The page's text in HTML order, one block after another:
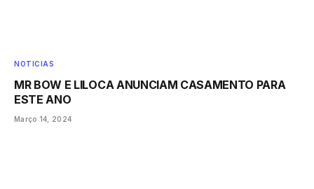
NOTICIAS
MR BOW E LILOCA ANUNCIAM CASAMENTO PARA
ESTE ANO
Março 14, 2024